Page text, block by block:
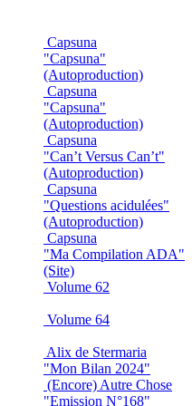
Capsuna
"Capsuna"
(Autoproduction)
Capsuna
"Capsuna"
(Autoproduction)
Capsuna
"Can’t Versus Can’t"
(Autoproduction)
Capsuna
"Questions acidulées"
(Autoproduction)
Capsuna
"Ma Compilation ADA"
(Site)
Volume 62
Volume 64
Alix de Stermaria
"Mon Bilan 2024"
(Encore) Autre Chose
"Emission N°168"